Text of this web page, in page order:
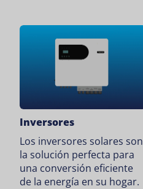
Inversores
Los inversores solares son
la solución perfecta para
una conversión eficiente
de la energía en su hogar.